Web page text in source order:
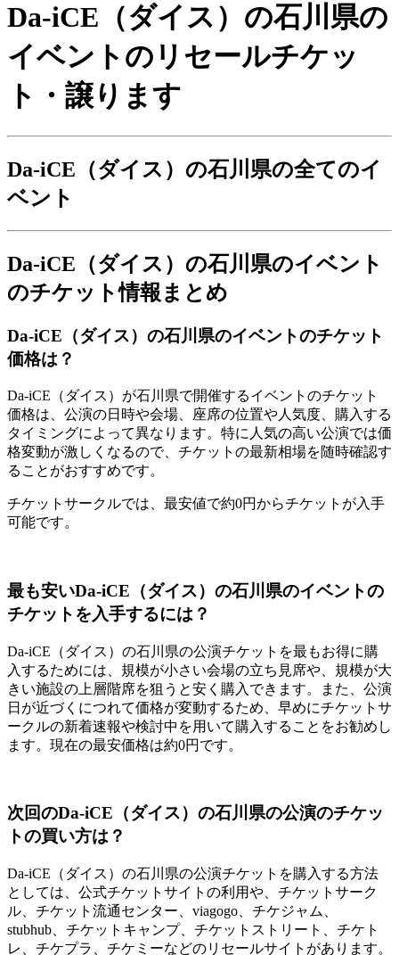
Da-iCE（ダイス）の石川県の
イベントのリセールチケッ
ト・譲ります
Da-iCE（ダイス）の石川県の全てのイ
ベント
Da-iCE（ダイス）の石川県のイベント
のチケット情報まとめ
Da-iCE（ダイス）の石川県のイベントのチケット
価格は？
Da-iCE（ダイス）が石川県で開催するイベントのチケット
価格は、公演の日時や会場、座席の位置や人気度、購入する
タイミングによって異なります。特に人気の高い公演では価
格変動が激しくなるので、チケットの最新相場を随時確認す
ることがおすすめです。
チケットサークルでは、最安値で約0円からチケットが入手
可能です。
最も安いDa-iCE（ダイス）の石川県のイベントの
チケットを入手するには？
Da-iCE（ダイス）の石川県の公演チケットを最もお得に購
入するためには、規模が小さい会場の立ち見席や、規模が大
きい施設の上層階席を狙うと安く購入できます。また、公演
日が近づくにつれて価格が変動するため、早めにチケットサ
ークルの新着速報や検討中を用いて購入することをお勧めし
ます。現在の最安価格は約0円です。
次回のDa-iCE（ダイス）の石川県の公演のチケッ
トの買い方は？
Da-iCE（ダイス）の石川県の公演チケットを購入する方法
としては、公式チケットサイトの利用や、チケットサーク
ル、チケット流通センター、viagogo、チケジャム、
stubhub、チケットキャンプ、チケットストリート、チケト
レ、チケプラ、チケミーなどのリセールサイトがあります。